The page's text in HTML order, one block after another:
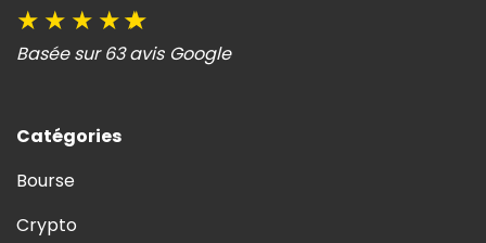
★ ★ ★ ★★
Basée sur 63 avis Google
Catégories
Bourse
Crypto